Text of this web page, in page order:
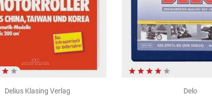
Delius Klasing Verlag
Delo